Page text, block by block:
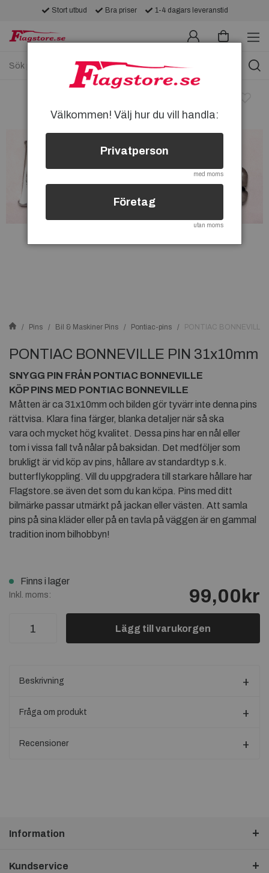
Stort utbud Bra priser 1-4 dagars leveranstid
Pins Bil & Maskiner Pins Pontiac-pins PONTIAC BONNEVILLE
PONTIAC BONNEVILLE PIN 31x10mm
SNYGG PIN FRÅN PONTIAC BONNEVILLE
KÖP PINS MED PONTIAC BONNEVILLE
Måtten är ca 31x10mm och bilden gör tyvärr inte denna pins
rättvisa. Klara fina färger, blanka detaljer när så ska
vara och mycket hög kvalitet. Dessa pins har en nål eller
tom i vissa fall två nålar på baksidan. Det medföljer som
brukligt är vid köp av pins, hållare av standardtyp s.k.
butterflykoppling. Vill du uppgradera till starkare hållare har
Flagstore.se även det som du kan köpa. Pins med ditt
bilmärke passar utmärkt på jackan eller västen. Att samla
pins på sina kläder eller på en tavla på väggen är en gammal
tradition inom bilhobbyn!
Finns i lager
Inkl. moms: 99,00kr
Lägg till varukorgen
Beskrivning
Fråga om produkt
Recensioner
Information
Kundservice
Välkommen! Välj hur du vill handla:
Privatperson
med moms
Företag
utan moms